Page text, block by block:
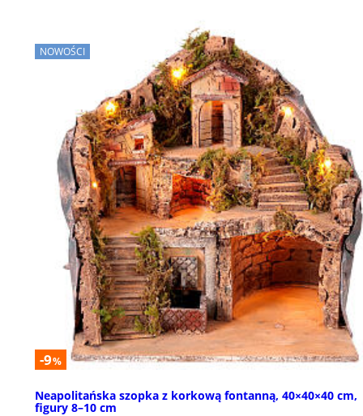
NOWOŚCI
-9%
Neapolitańska szopka z korkową fontanną, 40×40×40 cm,
figury 8–10 cm